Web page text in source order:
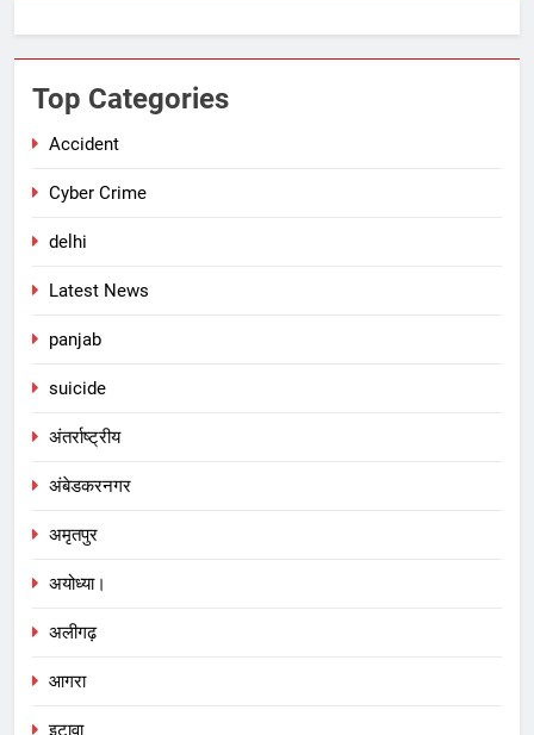
Top Categories
Accident
Cyber Crime
delhi
Latest News
panjab
suicide
अंतर्राष्ट्रीय
अंबेडकरनगर
अमृतपुर
अयोध्या।
अलीगढ़
आगरा
इटावा